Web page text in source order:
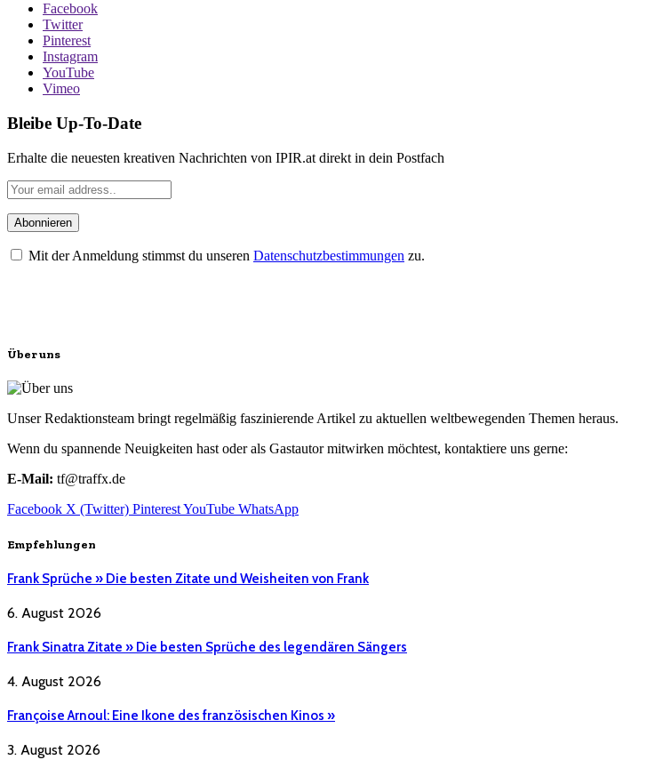
Facebook
Twitter
Pinterest
Instagram
YouTube
Vimeo
Bleibe Up-To-Date
Erhalte die neuesten kreativen Nachrichten von IPIR.at direkt in dein Postfach
Mit der Anmeldung stimmst du unseren Datenschutzbestimmungen zu.
Über uns
Unser Redaktionsteam bringt regelmäßig faszinierende Artikel zu aktuellen weltbewegenden Themen heraus.
Wenn du spannende Neuigkeiten hast oder als Gastautor mitwirken möchtest, kontaktiere uns gerne:
E-Mail: tf@traffx.de
Facebook X (Twitter) PinterestYouTube WhatsApp
Empfehlungen
Frank Sprüche » Die besten Zitate und Weisheiten von Frank
6. August 2026
Frank Sinatra Zitate » Die besten Sprüche des legendären Sängers
4. August 2026
Françoise Arnoul: Eine Ikone des französischen Kinos »
3. August 2026